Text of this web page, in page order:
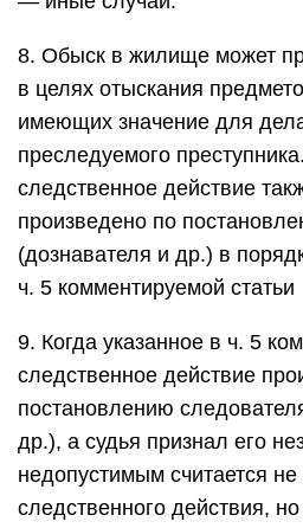
8. Обыск в жилище может
в целях отыскания
имеющих значение для
преследуемого
следственное действие
произведено по
(дознавателя и др.) в
ч. 5 комментируемой статьи
9. Когда указанное в ч. 5
следственное действие
постановлению
др.), а судья признал его
недопустимым считается не
следственного действия,